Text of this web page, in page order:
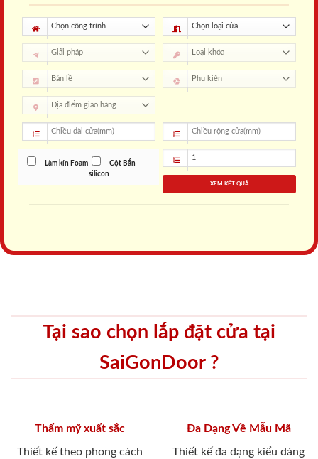
Làm kín Foam
Cột Bắn
silicon
XEM KẾT QUẢ
Tại sao chọn lắp đặt cửa tại
SaiGonDoor ?
Thẩm mỹ xuất sắc
Thiết kế theo phong cách
Đa Dạng Về Mẫu Mã
Thiết kế đa dạng kiểu dáng